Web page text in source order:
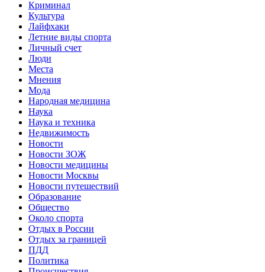
Криминал
Культура
Лайфхаки
Летние виды спорта
Личный счет
Люди
Места
Мнения
Мода
Народная медицина
Наука
Наука и техника
Недвижимость
Новости
Новости ЗОЖ
Новости медицины
Новости Москвы
Новости путешествий
Образование
Общество
Около спорта
Отдых в России
Отдых за границей
ПДД
Политика